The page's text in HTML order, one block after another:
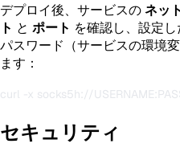
デプロイ後、サービスのネッ
ト と ポート を確認し、設定
パスワード（サービスの環境
ます：
セキュリティ